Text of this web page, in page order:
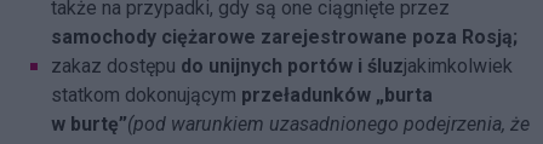
także na przypadki, gdy są one ciągnięte przez
samochody ciężarowe zarejestrowane poza Rosją;
zakaz dostępu do unijnych portów i śluzjakimkolwiek
statkom dokonującym przeładunków „burta
w burtę”(pod warunkiem uzasadnionego podejrzenia, że